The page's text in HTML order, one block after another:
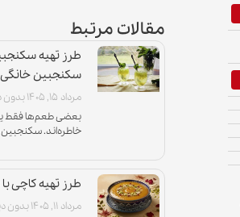
مقالات مرتبط
طرز تهیه
سکنجبین خانگی با 4 روش
مرداد ۱۵, ۱۴۰۵
بدون
بعضی طعم‌ها فقط
خاطره‌اند.
متعادل و ترشی
طرز تهیه کاچی
مرداد ۱۱, ۱۴۰۵
بدون